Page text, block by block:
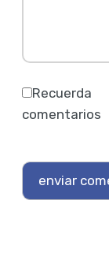
comentarios